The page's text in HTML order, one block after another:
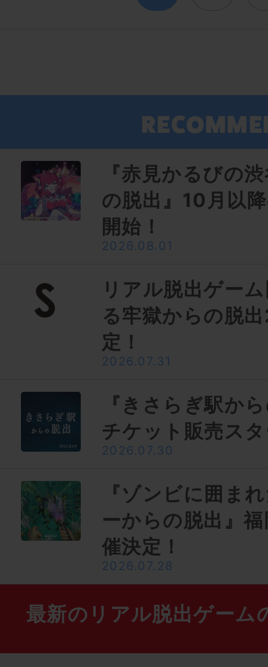
『赤見かるびの
の脱出』10月以
開始！
2026.08.01
リアル脱出ゲー
る牢獄からの脱
定！
2026.07.31
『きさらぎ駅か
チケット販売ス
2026.07.30
『ゾンビに囲ま
ーからの脱出』
催決定！
2026.07.28
最新のリアル脱出ゲーム